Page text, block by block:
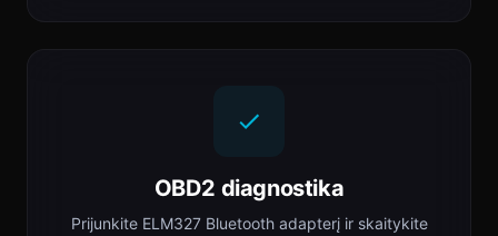
OBD2 diagnostika
Prijunkite ELM327 Bluetooth adapterį ir skaitykite